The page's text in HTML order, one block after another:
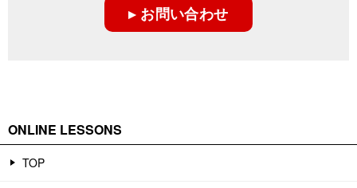
▸ お問い合わせ
ONLINE LESSONS
TOP